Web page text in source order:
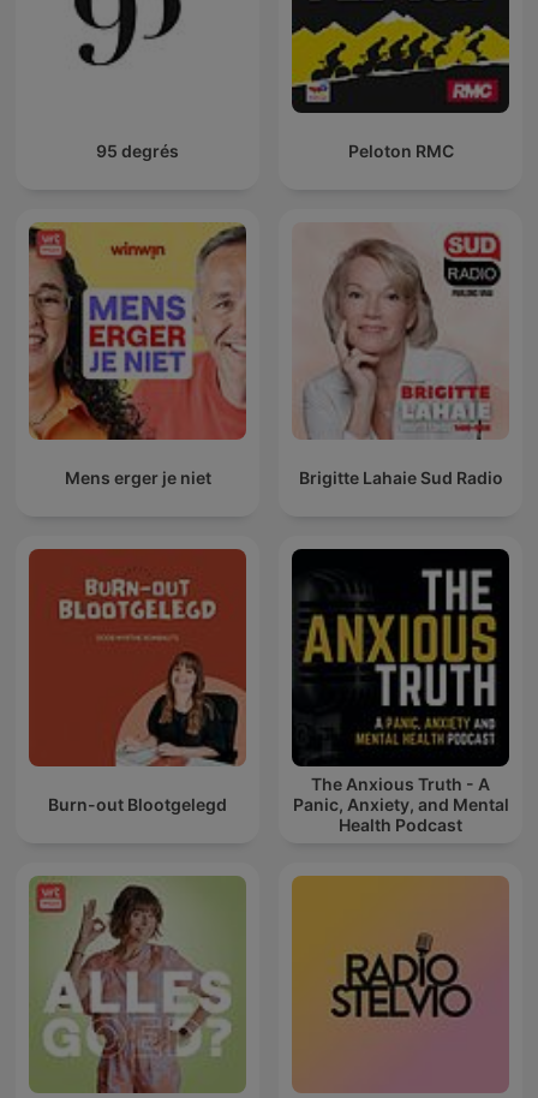
95 degrés Peloton RMC
Mens erger je niet Brigitte Lahaie Sud Radio
Burn-out Blootgelegd
The Anxious Truth - A
Panic, Anxiety, and Mental
Health Podcast